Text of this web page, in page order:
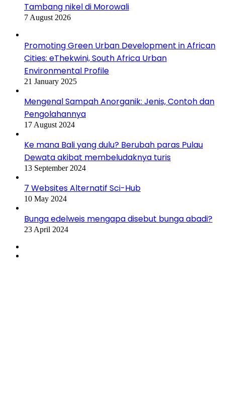
Tambang nikel di Morowali
7 August 2026
Promoting Green Urban Development in African
Cities: eThekwini, South Africa Urban
Environmental Profile
21 January 2025
Mengenal Sampah Anorganik: Jenis, Contoh dan
Pengolahannya
17 August 2024
Ke mana Bali yang dulu? Berubah paras Pulau
Dewata akibat membeludaknya turis
13 September 2024
7 Websites Alternatif Sci-Hub
10 May 2024
Bunga edelweis mengapa disebut bunga abadi?
23 April 2024